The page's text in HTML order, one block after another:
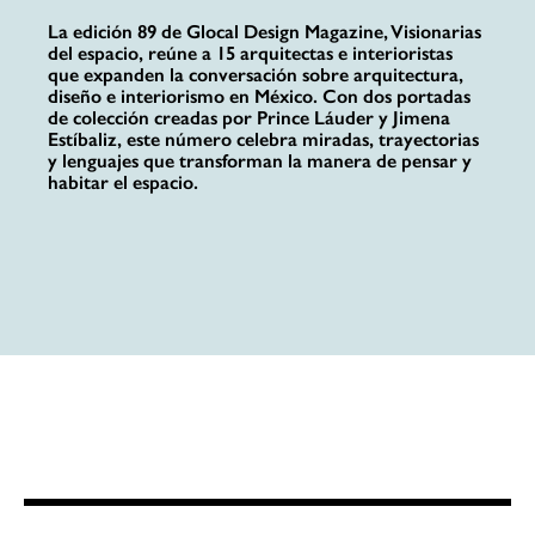
La edición 89 de Glocal Design Magazine, Visionarias
del espacio, reúne a 15 arquitectas e interioristas
que expanden la conversación sobre arquitectura,
diseño e interiorismo en México. Con dos portadas
de colección creadas por Prince Láuder y Jimena
Estíbaliz, este número celebra miradas, trayectorias
y lenguajes que transforman la manera de pensar y
habitar el espacio.